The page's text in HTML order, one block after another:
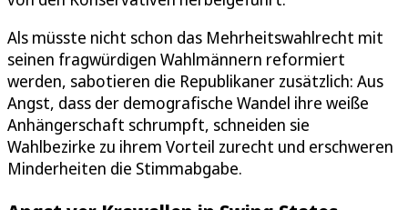
Als müsste nicht schon das Mehrheitswahlrecht mit
seinen fragwürdigen Wahlmännern reformiert
werden, sabotieren die Republikaner zusätzlich: Aus
Angst, dass der demografische Wandel ihre weiße
Anhängerschaft schrumpft, schneiden sie
Wahlbezirke zu ihrem Vorteil zurecht und erschweren
Minderheiten die Stimmabgabe.